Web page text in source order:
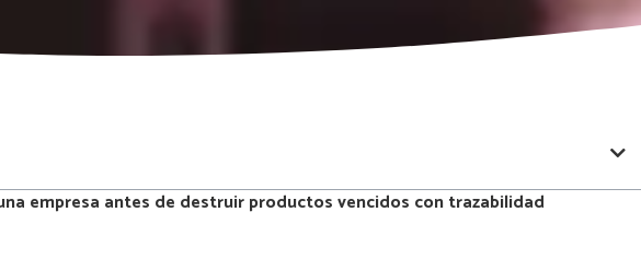
empresa antes de destruir productos vencidos con trazabilidad